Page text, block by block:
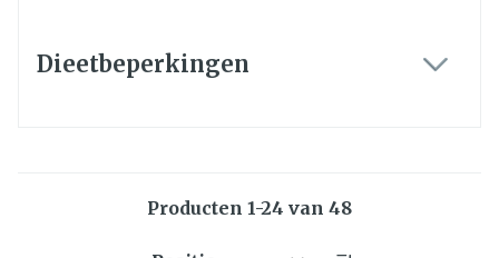
Dieetbeperkingen
Producten 1-24 van 48